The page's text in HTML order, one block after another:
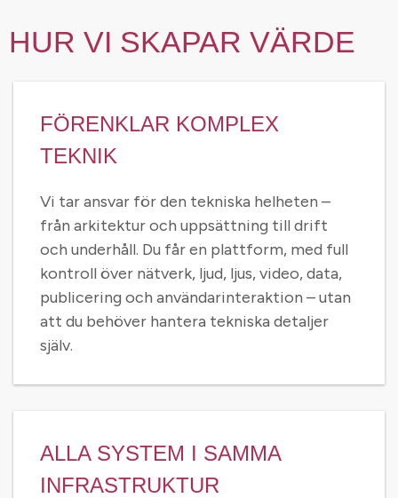
HUR VI SKAPAR VÄRDE
FÖRENKLAR KOMPLEX
TEKNIK
Vi tar ansvar för den tekniska helheten –
från arkitektur och uppsättning till drift
och underhåll. Du får en plattform, med full
kontroll över nätverk, ljud, ljus, video, data,
publicering och användarinteraktion – utan
att du behöver hantera tekniska detaljer
själv.
ALLA SYSTEM I SAMMA
INFRASTRUKTUR